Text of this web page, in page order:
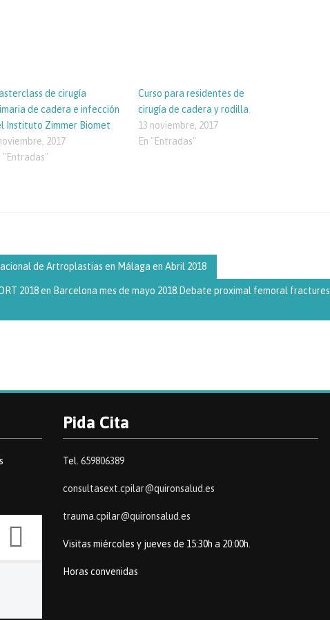
de cirugía
de cadera e infección
Instituto Zimmer Biomet
2017
"Entradas"
Curso para residentes de
cirugía de cadera y rodilla
13 noviembre, 2017
En "Entradas"
de Artroplastias en Málaga en Abril 2018
2018 en Barcelona mes de mayo 2018.Debate proximal femoral fractures
Pida Cita
Tel. 659806389
consultasext.cpilar@quironsalud.es
trauma.cpilar@quironsalud.es
Visitas miércoles y jueves de 15:30h a 20:00h.
Horas convenidas